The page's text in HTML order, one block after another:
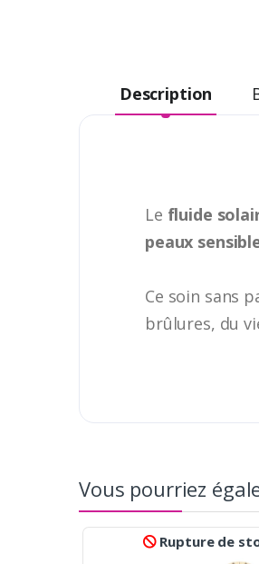
Description
Le fluide
peaux
Ce soin sans
brûlures, du
Vous pourriez
Rupture de